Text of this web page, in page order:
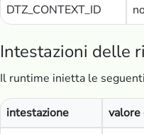
DTZ_CONTEXT_ID
Intestazioni delle
Il runtime inietta le
intestazione valore